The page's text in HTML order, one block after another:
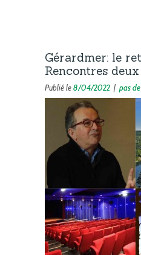
Gérardmer: le
Rencontres
Publié le8/04/2022 | pas